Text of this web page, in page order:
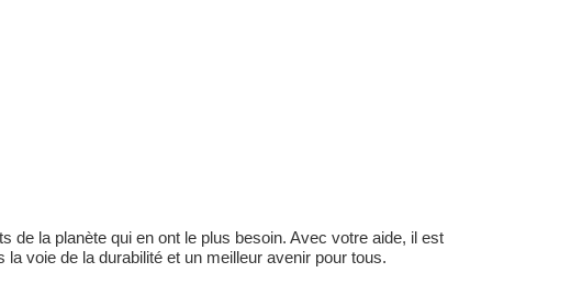
la planète qui en ont le plus besoin. Avec votre aide, il est
voie de la durabilité et un meilleur avenir pour tous.